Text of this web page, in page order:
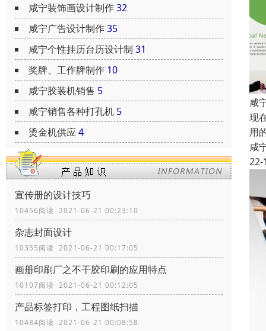
咸宁装饰画设计制作32
咸宁广告设计制作35
咸宁个性挂历台历设计制 31
奖牌、工作牌制作 10
咸宁胶装机销售 5
咸宁销售各种打孔机 5
烫金机供应4
宣传册的设计技巧
10456阅读 2021-06-21 00:23:10
杂志封面设计
10355阅读 2021-06-21 00:17:05
画册印刷厂之不干胶印刷的应用特点
10107阅读 2021-06-21 00:12:05
产品标签打印，工程图纸扫描
10484阅读 2021-06-21 00:08:58
咸
现
用
咸
22-